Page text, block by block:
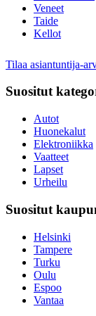
Veneet
Taide
Kellot
Tilaa asiantuntija-
Suositut
Autot
Huonekalut
Elektroniikka
Vaatteet
Lapset
Urheilu
Suositut
Helsinki
Tampere
Turku
Oulu
Espoo
Vantaa